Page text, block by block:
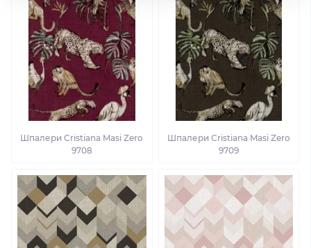
Шпалери Cristiana Masi Zero
9708
Шпалери Cristiana Masi Zero
9709